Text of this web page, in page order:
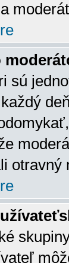
sú
otravný